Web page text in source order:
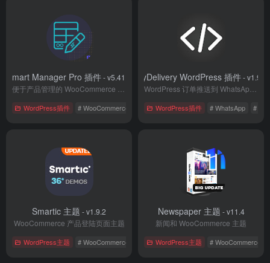
Smart Manager Pro 插件- v5.41.0
WordPress插件 # WooCommerce # 国外插件 # 电子商务
MyDelivery WordPress 插件- v1.9.8
WordPress插件 # WhatsApp # 国
Smartic 主题 - v1.9.2
WooCommerce 产品登陆页面主题
WordPress主题 # WooCommerce # 国外主题 # 电子商务
Newspaper 主题 - v11.4
新闻和 WooCommerce 主题
WordPress主题 # WooCommerce